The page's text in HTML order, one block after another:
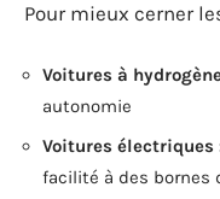
Pour mieux cerner
Voitures à
autonomie
Voitures électriques
facilité à des bornes